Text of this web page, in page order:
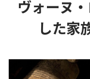
ヴォーヌ
した家